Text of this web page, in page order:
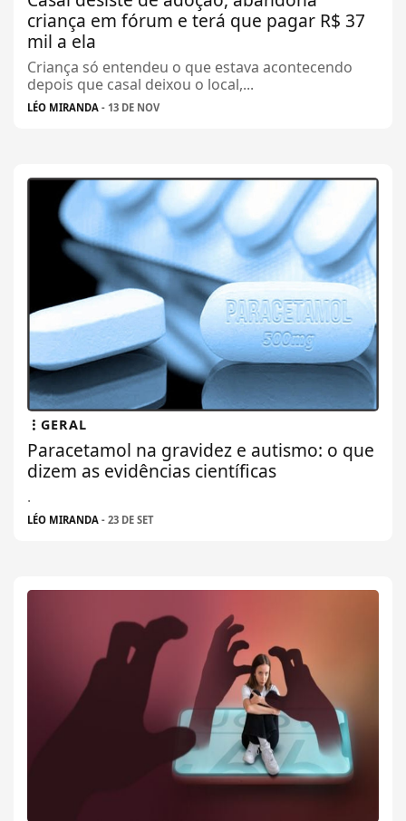
criança em fórum e terá que pagar R$ 37
mil a ela
Criança só entendeu o que estava acontecendo
depois que casal deixou o local,...
LÉO MIRANDA - 13 DE NOV
GERAL
Paracetamol na gravidez e autismo: o que
dizem as evidências científicas
.
LÉO MIRANDA - 23 DE SET